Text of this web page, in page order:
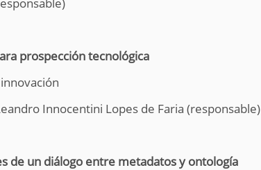
prospección tecnológica
Innocentini Lopes de Faria (responsable)
de un diálogo entre metadatos y ontología